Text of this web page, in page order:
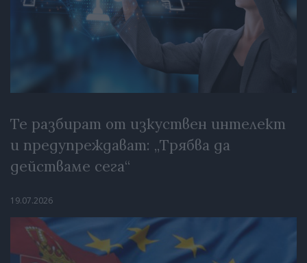
Те разбират от изкуствен интелект
и предупреждават: „Трябва да
действаме сега“
19.07.2026